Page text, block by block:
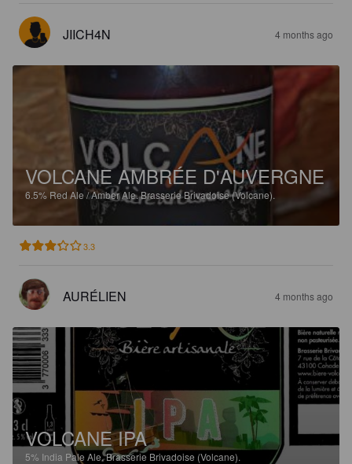
JIICH4N 4 months ago
VOLCANE AMBRÉE D'AUVERGNE
6.5% Red Ale / Amber Ale.Brasserie Brivadoise (Volcane).
3.3
AURÉLIEN 4 months ago
VOLCANE IPA
5% India Pale Ale.Brasserie Brivadoise (Volcane).